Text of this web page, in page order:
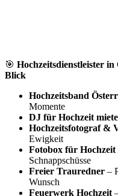
🎯 Hochzeitsdienstleister
Blick
Hochzeitsband
Momente
DJ für Hochzeit
Hochzeitsfotograf &
Ewigkeit
Fotobox für Hochzeit
Schnappschüsse
Freier Trauredner –
Wunsch
Feuerwerk Hochzeit